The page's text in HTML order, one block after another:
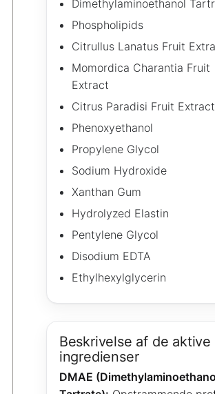
Dimethylaminoethanol
Phospholipids
Citrullus Lanatus Fruit
Momordica Charantia Fruit
Extract
Citrus Paradisi Fruit Extract
Phenoxyethanol
Propylene Glycol
Sodium Hydroxide
Xanthan Gum
Hydrolyzed Elastin
Pentylene Glycol
Disodium EDTA
Ethylhexylglycerin
Beskrivelse af de aktive
ingredienser
DMAE